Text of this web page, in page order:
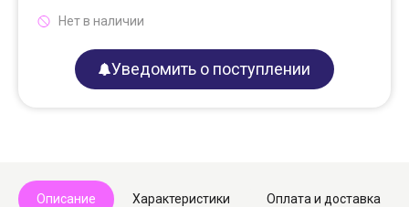
Нет в наличии
Уведомить о поступлении
Описание Характеристики Оплата и доставка